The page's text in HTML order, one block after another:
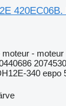
- moteur
340 евро